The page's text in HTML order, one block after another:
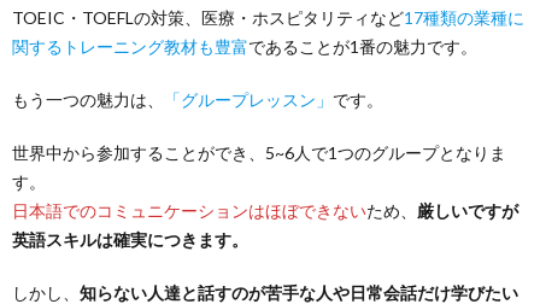
TOEIC・TOEFLの対策、医療・ホスピタリティなど17種類の業種に
関するトレーニング教材も豊富であることが1番の魅力です。
もう一つの魅力は、 「グループレッスン」 です。
世界中から参加することができ、5~6人で1つのグループとなりま
す。
日本語でのコミュニケーションはほぼできないため、 厳しいですが
英語スキルは確実につきます。
しかし、 知らない人達と話すのが苦手な人や日常会話だけ学びたい